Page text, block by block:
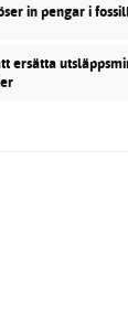
in pengar i
ersätta